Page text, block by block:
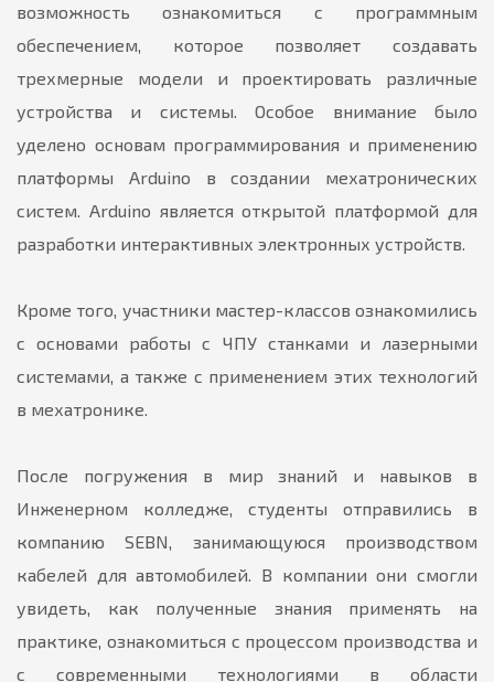
возможность ознакомиться с программным
обеспечением, которое позволяет создавать
трехмерные модели и проектировать различные
устройства и системы. Особое внимание было
уделено основам программирования и применению
платформы Arduino в создании мехатронических
систем. Arduino является открытой платформой для
разработки интерактивных электронных устройств.
Кроме того, участники мастер-классов ознакомились
с основами работы с ЧПУ станками и лазерными
системами, а также с применением этих технологий
в мехатронике.
После погружения в мир знаний и навыков в
Инженерном колледже, студенты отправились в
компанию SEBN, занимающуюся производством
кабелей для автомобилей. В компании они смогли
увидеть, как полученные знания применять на
практике, ознакомиться с процессом производства и
с современными технологиями в области